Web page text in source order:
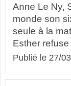
Anne Le Ny,
monde son
seule à la
Esther
Publié le 27/